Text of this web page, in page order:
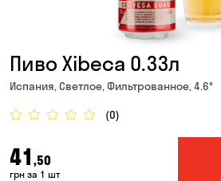
Пиво Xibeca 0.33л
Испания, Светлое, Фильтрованное, 4.6°
(0)
41 ,50
грн за 1 шт